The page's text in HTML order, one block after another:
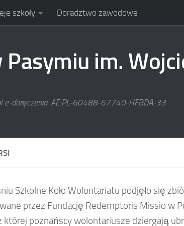
szkoły Doradztwo zawodowe
Pasymiu im.
e-doręczenia: AE:PL-60488-67740-HFBDA-33
Szkolne Koło Wolontariatu podjęło się
przez Fundację Redemptoris Missio w
której poznańscy wolontariusze dziergają